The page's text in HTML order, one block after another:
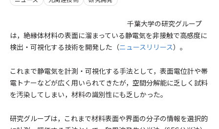
千葉大学の研究グループ
は，絶縁体材料の表面に溜まっている静電気を非接触で高感度に
検出・可視化する技術を開発した（ニュースリリース）。
これまで静電気を計測・可視化する⼿法として，表⾯電位計や帯
電トナーなどが広く⽤いられてきたが，空間分解能に乏しく試料
を汚染してしまい，材料の識別性にも乏しかった。
研究グループは，これまで材料表⾯や界⾯の分⼦の情報を選択的